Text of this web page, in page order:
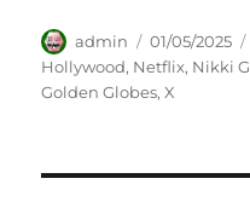
Author
admin
Posted
on
01/05/2025
Hollywood, Netflix, Nikki
Golden Globes,X